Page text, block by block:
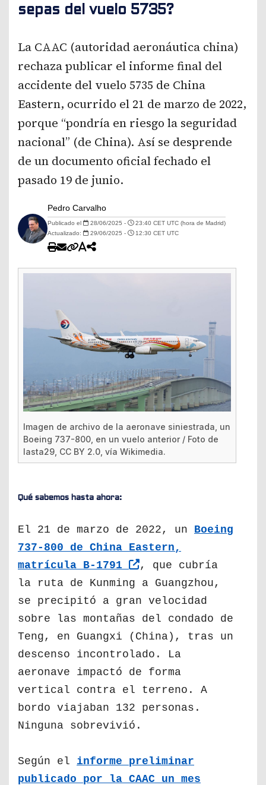
sepas del vuelo 5735?
La CAAC (autoridad aeronáutica china)
rechaza publicar el informe final del
accidente del vuelo 5735 de China
Eastern, ocurrido el 21 de marzo de 2022,
porque “pondría en riesgo la seguridad
nacional” (de China). Así se desprende
de un documento oficial fechado el
pasado 19 de junio.
Pedro Carvalho
Publicado el 28/06/2025 -
23:40 CET UTC (hora de Madrid)
Actualizado:
29/06/2025 - 12:30 CET UTC
Imagen de archivo de la aeronave siniestrada, un
Boeing 737-800, en un vuelo anterior / Foto de
lasta29, CC BY 2.0, vía Wikimedia.
Qué sabemos hasta ahora:
El 21 de marzo de 2022, un Boeing
737-800 de China Eastern,
matrícula B-1791
, que cubría
la ruta de Kunming a Guangzhou,
se precipitó a gran velocidad
sobre las montañas del condado de
Teng, en Guangxi (China), tras un
descenso incontrolado. La
aeronave impactó de forma
vertical contra el terreno. A
bordo viajaban 132 personas.
Ninguna sobrevivió.
Según el informe preliminar
publicado por la CAAC un mes